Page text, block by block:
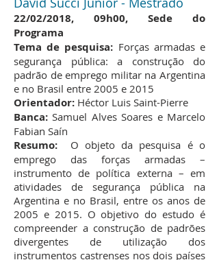
22/02/2018, 09h00, Sede do
Programa
Tema de pesquisa: Forças armadas e
segurança pública: a construção do
padrão de emprego militar na Argentina
e no Brasil entre 2005 e 2015
Orientador: Héctor Luis Saint-Pierre
Banca:Samuel Alves Soares e Marcelo
Fabian Saín
Resumo: O objeto da pesquisa é o
emprego das forças armadas –
instrumento de política externa – em
atividades de segurança pública na
Argentina e no Brasil, entre os anos de
2005 e 2015. O objetivo do estudo é
compreender a construção de padrões
divergentes de utilização dos
instrumentos castrenses nos dois países